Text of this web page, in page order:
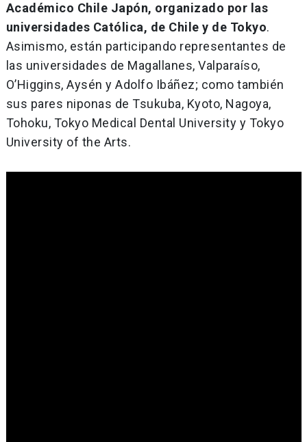
Académico Chile Japón, organizado por las
universidades Católica, de Chile y de Tokyo.
Asimismo, están participando representantes de
las universidades de Magallanes, Valparaíso,
O’Higgins, Aysén y Adolfo Ibáñez; como también
sus pares niponas de Tsukuba, Kyoto, Nagoya,
Tohoku, Tokyo Medical Dental University y Tokyo
University of the Arts.